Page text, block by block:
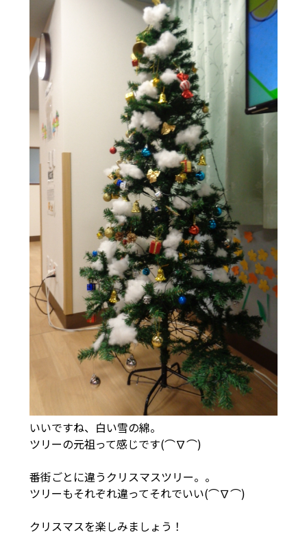
いいですね、白い雪の綿。
ツリーの元祖って感じです(⌒∇⌒)
番街ごとに違うクリスマスツリー。。
ツリーもそれぞれ違ってそれでいい(⌒∇⌒)
クリスマスを楽しみましょう！